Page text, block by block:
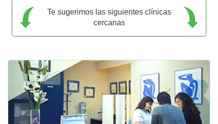
Te sugerimos las siguientes clínicas
cercanas